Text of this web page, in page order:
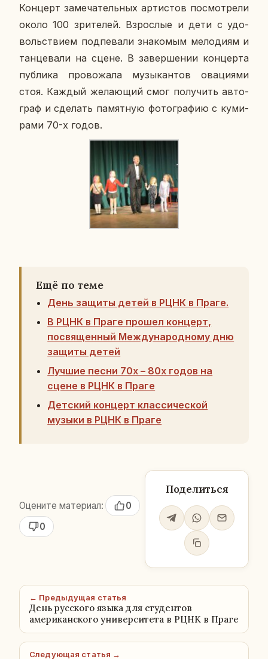
Кон­церт за­ме­ча­тель­ных ар­ти­стов по­смот­ре­ли
около 100 зри­те­лей. Взрос­лые и дети с удо­
воль­стви­ем под­пе­ва­ли зна­ко­мым ме­ло­ди­ям и
тан­це­ва­ли на сцене. В за­вер­ше­нии кон­цер­та
пуб­ли­ка про­во­жа­ла му­зы­кан­тов ова­ци­я­ми
стоя. Каждый же­ла­ю­щий смог по­лу­чить ав­то­
граф и сде­лать па­мят­ную фо­то­гра­фию с ку­ми­
ра­ми 70-х годов.
Ещё по теме
День защиты детей в РЦНК в Праге.
В РЦНК в Праге прошел концерт,
посвященный Международному дню
защиты детей
Лучшие песни 70х – 80х годов на
сцене в РЦНК в Праге
Детский концерт классической
музыки в РЦНК в Праге
Оцените материал:
0
0
Поделиться
← Предыдущая статья
День русского языка для студентов
американского университета в РЦНК в Праге
Следующая статья →